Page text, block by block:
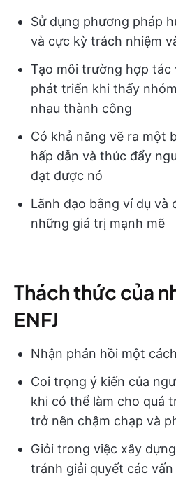
Sử dụng phương pháp
và cực kỳ trách nhiệm
Tạo môi trường hợp tác
phát triển khi thấy
nhau thành công
Có khả năng vẽ ra một
hấp dẫn và thúc đẩy
đạt được nó
Lãnh đạo bằng ví dụ và
những giá trị mạnh mẽ
Thách thức của
ENFJ
Nhận phản hồi một
Coi trọng ý kiến của
khi có thể làm cho quá
trở nên chậm chạp và
Giỏi trong việc xây
tránh giải quyết các